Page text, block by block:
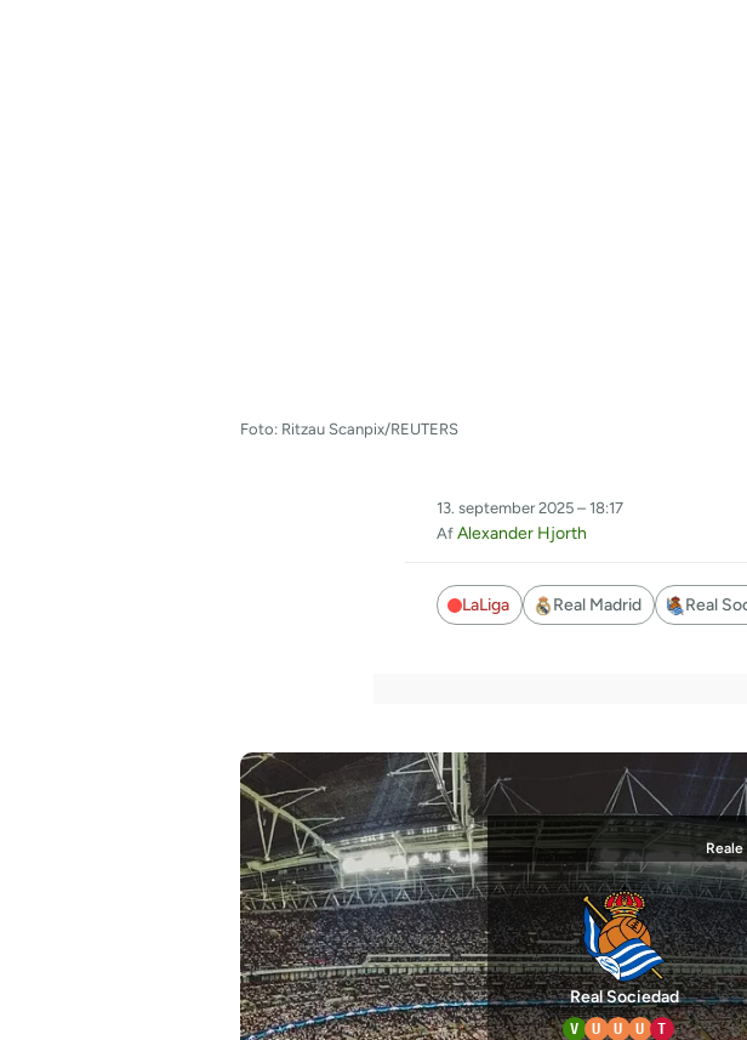
Foto: Ritzau Scanpix/REUTERS
13. september 2025 – 18:17
Af Alexander Hjorth
LaLiga Real Madrid Real
Reale
Real Sociedad
V U U U T